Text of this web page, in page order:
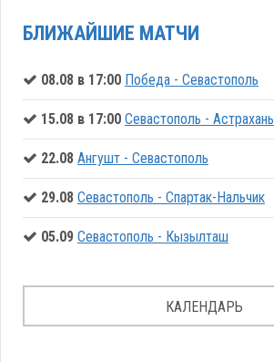
БЛИЖАЙШИЕ МАТЧИ
08.08 в 17:00 Победа - Севастополь
15.08 в 17:00 Севастополь - Астрахань
22.08 Ангушт - Севастополь
29.08 Севастополь - Спартак-Нальчик
05.09 Севастополь - Кызылташ
КАЛЕНДАРЬ